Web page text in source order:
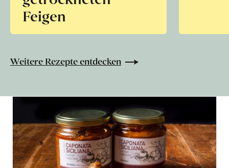
Feigen
Weitere Rezepte entdecken